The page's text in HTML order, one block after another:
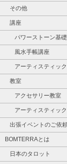
その他
講座
パワーストーン基
風水手帳講座
アーティスティッ
教室
アクセサリー教室
アーティスティッ
出張イベントのご依
BOMTERRAとは
日本のタロット